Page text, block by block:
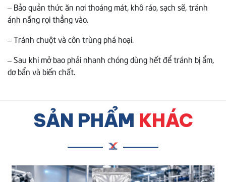
– Bảo quản thức ăn nơi thoáng mát, khô ráo, sạch sẽ, tránh
ánh nắng rọi thẳng vào.
– Tránh chuột và côn trùng phá hoại.
– Sau khi mở bao phải nhanh chóng dùng hết để tránh bị ẩm,
dơ bẩn và biến chất.
SẢN PHẨM KHÁC